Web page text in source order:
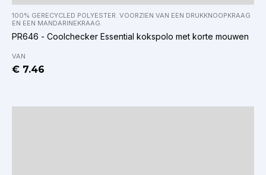
100% GERECYCLED POLYESTER. VOORZIEN VAN EEN DRUKKNOOPKRAAG
EN EEN MANDARINEKRAAG.
PR646 - Coolchecker Essential kokspolo met korte mouwen
VAN
€ 7.46